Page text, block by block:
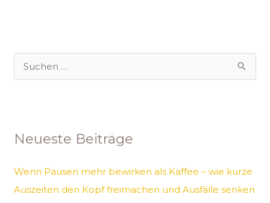
e
n
a
Neueste Beiträge
Wenn Pausen mehr bewirken als Kaffee – wie kurze
Auszeiten den Kopf freimachen und Ausfälle senken